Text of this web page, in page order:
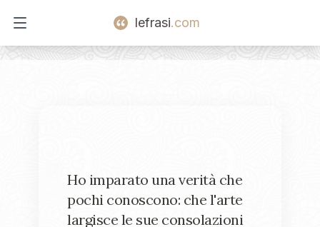
Open main menu
lefrasi.com
Ho imparato una verità che
pochi conoscono: che l'arte
largisce le sue consolazioni